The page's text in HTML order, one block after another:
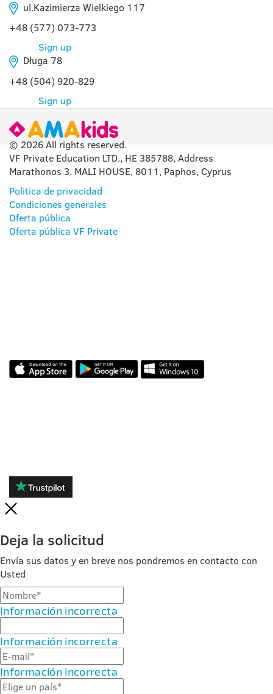
ul.Kazimierza Wielkiego 117
+48 (577) 073-773
Sign up
Długa 78
+48 (504) 920-829
Sign up
© 2026 All rights reserved.
VF Private Education LTD., HE 385788, Address
Marathonos 3, MALI HOUSE, 8011, Paphos, Cyprus
Politica de privacidad
Condiciones generales
Oferta pública
Oferta pública VF Private
Deja la solicitud
Envía sus datos y en breve nos pondremos en contacto con
Usted
Información incorrecta
Información incorrecta
Información incorrecta